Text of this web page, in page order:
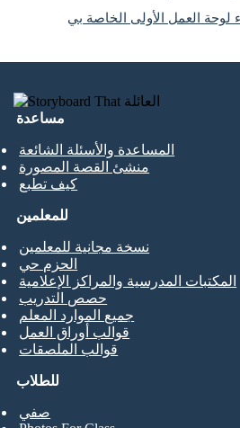
لوحة العمل الأولى الخاصة بي
مساعدة
المساعدة والأسئلة الشائعة
منشئ القصة المصورة
كيف تطبع
للطلاب
صفي
للمعلمين
نسخة مجانية للمعلمين
الحزم حي
المكتبات المدرسية والمراكز الإعلامية
حصص التدريب
جميع الموارد المعلم
قوالب أوراق العمل
قوالب الملصقات